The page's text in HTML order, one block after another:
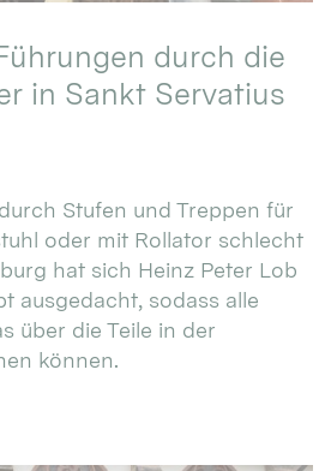
durch die
in Sankt Servatius
Stufen und Treppen für
oder mit Rollator schlecht
hat sich Heinz Peter Lob
ausgedacht, sodass alle
über die Teile in der
können.